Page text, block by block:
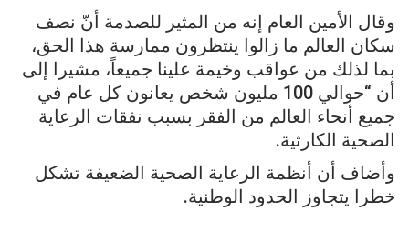
وقال الأمين العام إنه من المثير للصدمة أنّ نصف
سكان العالم ما زالوا ينتظرون ممارسة هذا الحق،
بما لذلك من عواقب وخيمة علينا جميعاً، مشيرا إلى
أن “حوالي 100 مليون شخص يعانون كل عام في
جميع أنحاء العالم من الفقر بسبب نفقات الرعاية
الصحية الكارثية.
وأضاف أن أنظمة الرعاية الصحية الضعيفة تشكل
خطرا يتجاوز الحدود الوطنية.